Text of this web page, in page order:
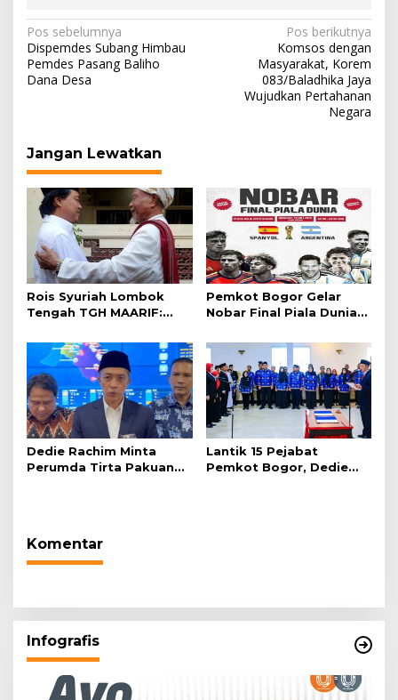
Navigasi
pos
Pos sebelumnya
Dispemdes Subang Himbau
Pemdes Pasang Baliho
Dana Desa
Pos berikutnya
Komsos dengan
Masyarakat, Korem
083/Baladhika Jaya
Wujudkan Pertahanan
Negara
Jangan Lewatkan
Rois Syuriah Lombok
Tengah TGH MAARIF:
Abad Kedua NU”
Pemkot Bogor Gelar
Nobar Final Piala Dunia
Dedie Rachim Minta
Perumda Tirta Pakuan
Lantik 15 Pejabat
Pemkot Bogor, Dedie
Komentar
Infografis